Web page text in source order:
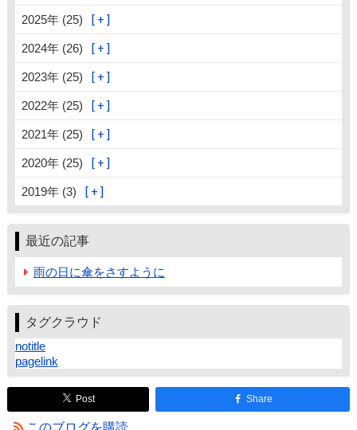
2025年 (25)
2024年 (26)
2023年 (25)
2022年 (25)
2021年 (25)
2020年 (25)
2019年 (3)
最近の記事
雨の日に傘をさすように
タグクラウド
notitle
pagelink
Post Share
このブログを購読